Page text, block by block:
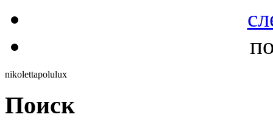
nikolettapolulux
Поиск